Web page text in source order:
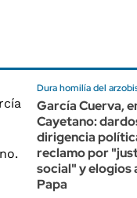
Dura homilía del
García Cuerva,
Cayetano:
dirigencia
reclamo por
social" y elogios
Papa